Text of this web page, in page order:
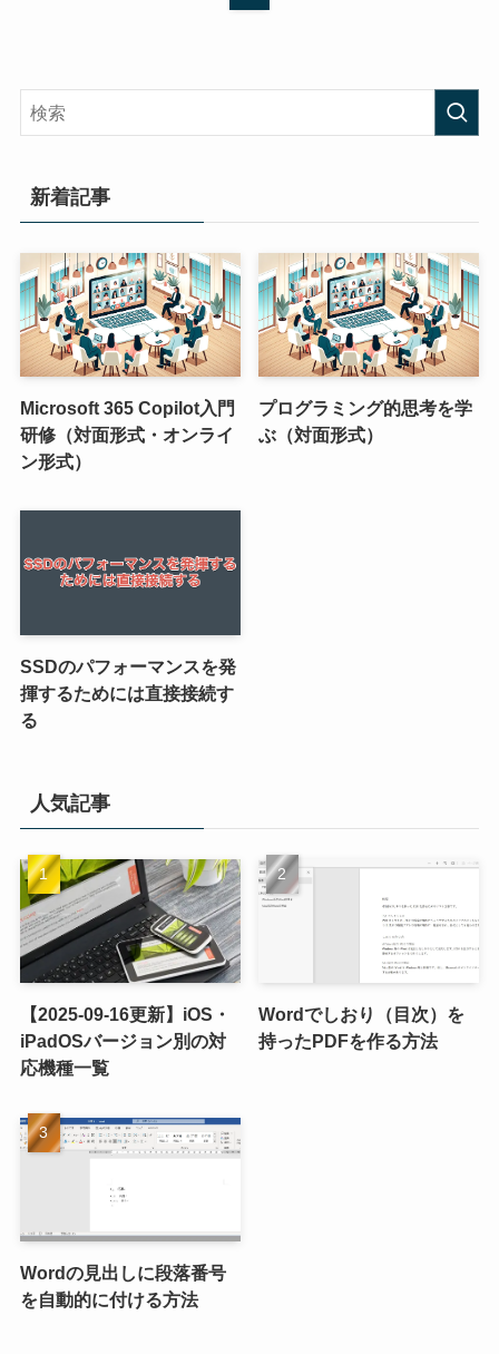
新着記事
Microsoft 365 Copilot入門
研修（対面形式・オンライ
ン形式）
プログラミング的思考を学
ぶ（対面形式）
SSDのパフォーマンスを発
揮するためには直接接続す
る
人気記事
【2025-09-16更新】iOS・
iPadOSバージョン別の対
応機種一覧
Wordでしおり（目次）を
持ったPDFを作る方法
Wordの見出しに段落番号
を自動的に付ける方法